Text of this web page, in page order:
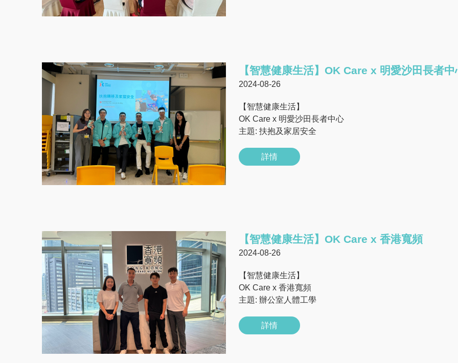
【智慧健康生活】OK Care x 明愛沙田長者中
2024-08-26
【智慧健康生活】
OK Care x 明愛沙田長者中心
主題: 扶抱及家居安全
詳情
【智慧健康生活】OK Care x 香港寬頻
2024-08-26
【智慧健康生活】
OK Care x 香港寬頻
主題: 辦公室人體工學
詳情